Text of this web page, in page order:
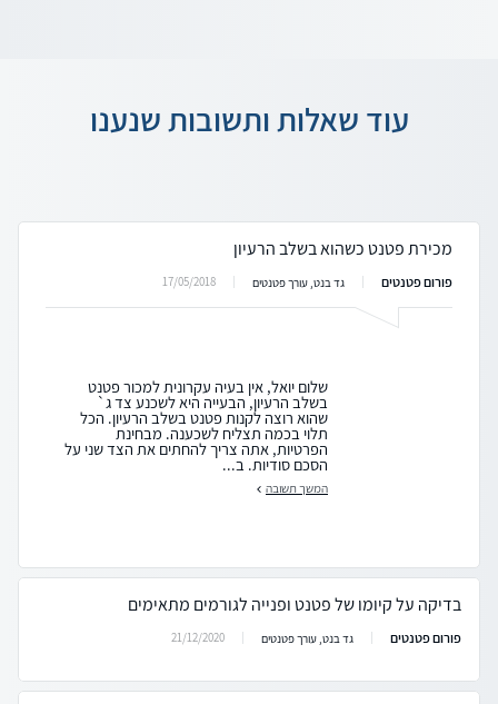
עוד שאלות ותשובות שנענו
מכירת פטנט כשהוא בשלב הרעיון
פורום פטנטים גד בנט, עורך פטנטים 17/05/2018
שלום יואל, אין בעיה עקרונית למכור פטנט
בשלב הרעיון, הבעייה היא לשכנע צד ג`
שהוא רוצה לקנות פטנט בשלב הרעיון. הכל
תלוי בכמה תצליח לשכענה. מבחינת
הפרטיות, אתה צריך להחתים את הצד שני על
הסכם סודיות. ב...
המשך תשובה
בדיקה על קיומו של פטנט ופנייה לגורמים מתאימים
פורום פטנטים גד בנט, עורך פטנטים 21/12/2020